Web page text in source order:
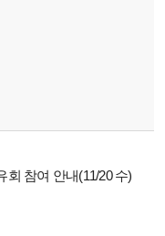
회 참여 안내(11/20 수)